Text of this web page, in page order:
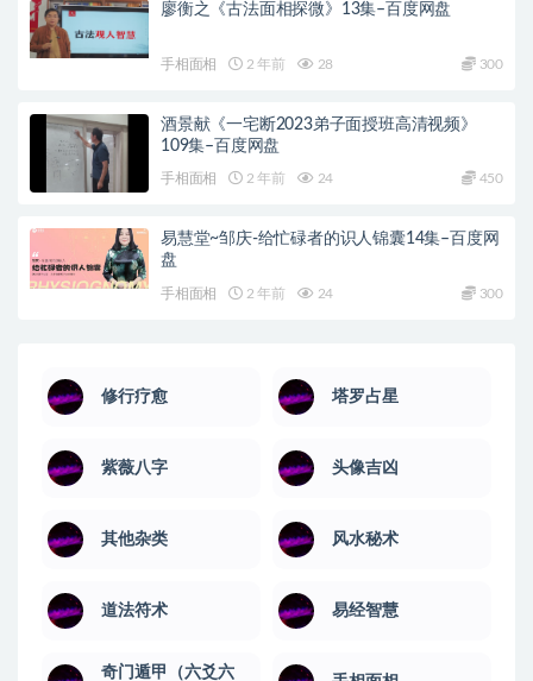
廖衡之《古法面相探微》13集–百度网盘
手相面相 2 年前 28 300
酒景献《一宅断2023弟子面授班高清视频》
109集–百度网盘
手相面相 2 年前 24 450
易慧堂~邹庆-给忙碌者的识人锦囊14集–百度网
盘
手相面相 2 年前 24 300
修行疗愈 塔罗占星
紫薇八字 头像吉凶
其他杂类 风水秘术
道法符术 易经智慧
奇门遁甲（六爻六